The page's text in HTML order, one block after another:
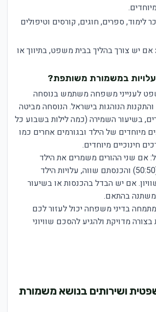
לימוד, ספרים, חוגים, קורסים וטיפולים
אם יש צורך בהליך בבית משפט, בתיווך או
במשמורת משותפת?
לענייני משפחה משתמש בנוסחה
הנוהגות בישראל. הנוסחה מביטה
בשיעור השמירה (כמה לילות בשבוע כל
מיוחדים של הילד ובגורמים אחרים כמו
חינוכיים מיוחדים.
אם שני ההורים משמרים את הילד
בחלוקה שוויונית (50:50) והכנסתם שווה, עלויות הילד
אם יש הבדל בהכנסות או בשיעור
בהתאם.
בדיני משפחה יכול לעזור לכם
מדויקת ולהגיע להסכם שוויוני
ושירותים בנושא משמורת